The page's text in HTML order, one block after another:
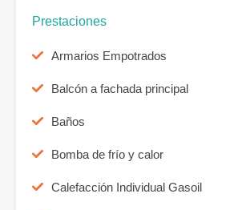
Prestaciones
Armarios Empotrados
Balcón a fachada principal
Baños
Bomba de frío y calor
Calefacción Individual Gasoil